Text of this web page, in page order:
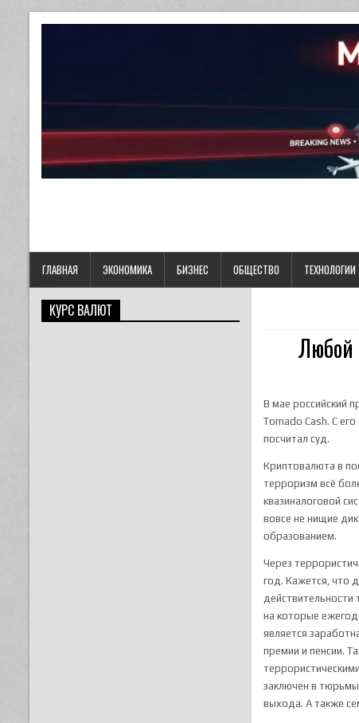
ГЛАВНАЯ ЭКОНОМИКА БИЗНЕС ОБЩЕСТВО ТЕХНОЛОГИИ
Любой
В мае российский
Tornado Cash. С
посчитал суд.
Криптовалюта в
терроризм всё
квазиналоговой
вовсе не нищие
образованием.
Через
год. Кажется, что
на которые
является
премии и пенсии.
заключен в тюрьмы
выхода. А также
КУРС ВАЛЮТ